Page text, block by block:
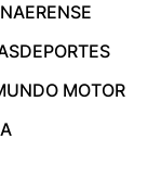
DEPORTES
MOTOR